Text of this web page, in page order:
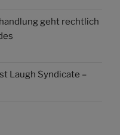
geht rechtlich
Laugh Syndicate –